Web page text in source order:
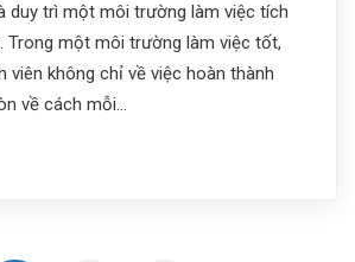
duy trì một môi trường làm việc tích
Trong một môi trường làm việc tốt,
viên không chỉ về việc hoàn thành
về cách mỗi…